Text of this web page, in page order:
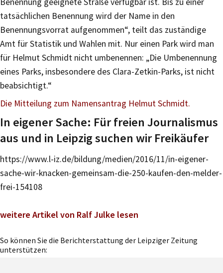
tatsächlichen Benennung wird der Name in den
Benennungsvorrat aufgenommen“, teilt das zuständige
Amt für Statistik und Wahlen mit. Nur einen Park wird man
für Helmut Schmidt nicht umbenennen: „Die Umbenennung
eines Parks, insbesondere des Clara-Zetkin-Parks, ist nicht
beabsichtigt.“
Die Mitteilung zum Namensantrag Helmut Schmidt.
In eigener Sache: Für freien Journalismus
aus und in Leipzig suchen wir Freikäufer
https://www.l-iz.de/bildung/medien/2016/11/in-eigener-
sache-wir-knacken-gemeinsam-die-250-kaufen-den-melder-
frei-154108
weitere Artikel von Ralf Julke lesen
So können Sie die Berichterstattung der Leipziger Zeitung
unterstützen: